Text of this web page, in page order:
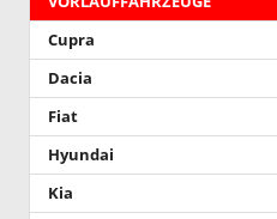
Cupra
Dacia
Fiat
Hyundai
Kia